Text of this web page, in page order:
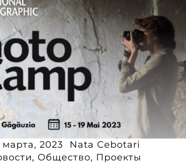
марта, 2023
Nata Cebotari
, Общество, Проекты